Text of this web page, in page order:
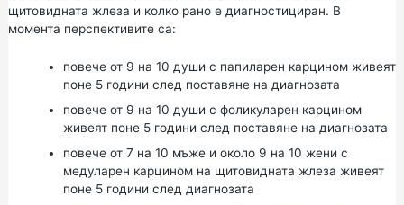
щитовидната жлеза и колко рано е диагностициран. В
момента перспективите са:
повече от 9 на 10 души с папиларен карцином живеят
поне 5 години след поставяне на диагнозата
повече от 9 на 10 души с фоликуларен карцином
живеят поне 5 години след поставяне на диагнозата
повече от 7 на 10 мъже и около 9 на 10 жени с
медуларен карцином на щитовидната жлеза живеят
поне 5 години след диагнозата